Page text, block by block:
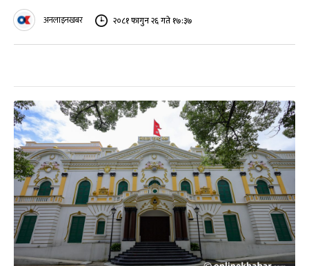
अनलाइनखबर २०८१ फागुन २६ गते १७:३७